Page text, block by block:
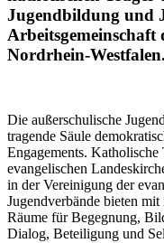
Jugendbildung und
Arbeitsgemeinschaft
Nordrhein-Westfalen.
Die außerschulische
tragende Säule
Engagements.
evangelischen
in der Vereinigung der
Jugendverbände bieten
Räume für Begegnung,
Dialog, Beteiligung und